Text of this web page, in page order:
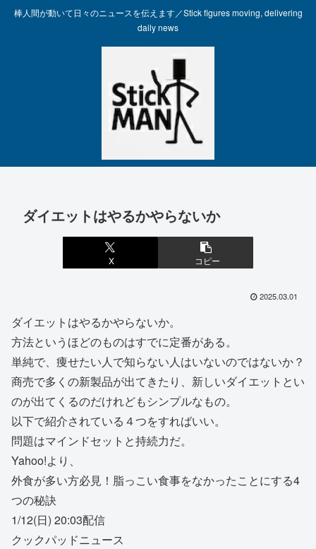
棒人間が動いて日々のニュースを伝えます／Stick figures moving, delivering
daily news
ダイエットはやるかやらないか
X コピー
2025.03.01
ダイエットはやるかやらないか。
方法というほどのものはすでに定番がある。
単純で、痩せたい人で知らない人はいないのではないか？
商売で多くの新製品が出てきたり、新しいダイエットとい
のが出てくるのだけれどもシンプルなもの。
以下で紹介されている４つをすればいい。
問題はマインドセットと持続力だ。
Yahoo!より、
外食が多い方必見！脂っこい食事をなかったことにする4
つの秘訣
1/12(日) 20:03配信
クックパッドニュース